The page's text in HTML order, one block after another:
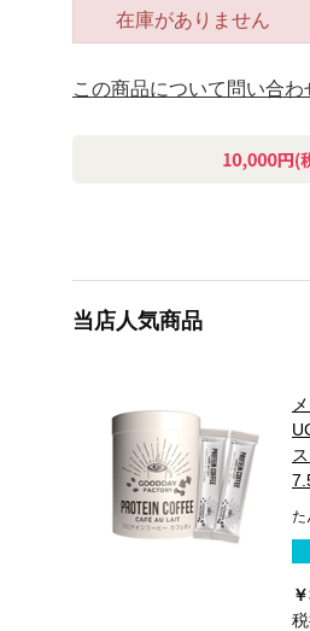
在庫がありません
当店人気商品
た
この商品について問い合わ